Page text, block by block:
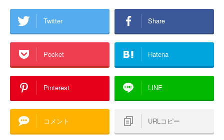
Twitter Share
Pocket Hatena
Pinterest LINE
コメント URLコピー